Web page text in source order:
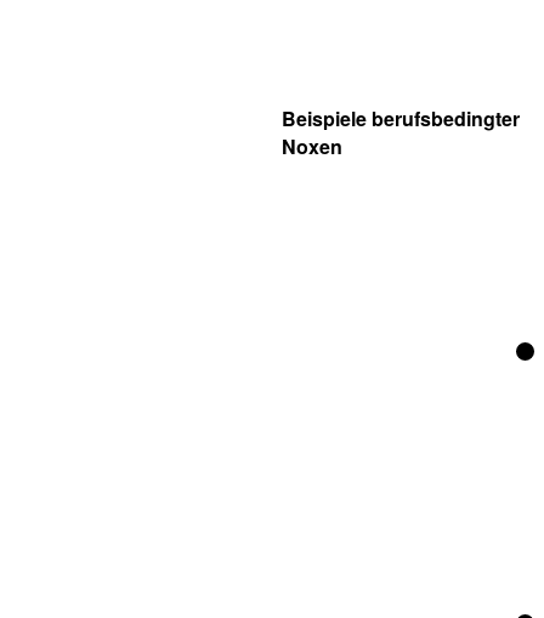
Beispiele berufsbedingter
Noxen